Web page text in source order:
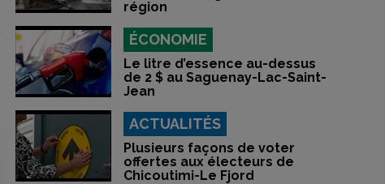
région
ÉCONOMIE
Le litre d’essence au-dessus
de 2 $ au Saguenay-Lac-Saint-
Jean
ACTUALITÉS
Plusieurs façons de voter
offertes aux électeurs de
Chicoutimi-Le Fjord